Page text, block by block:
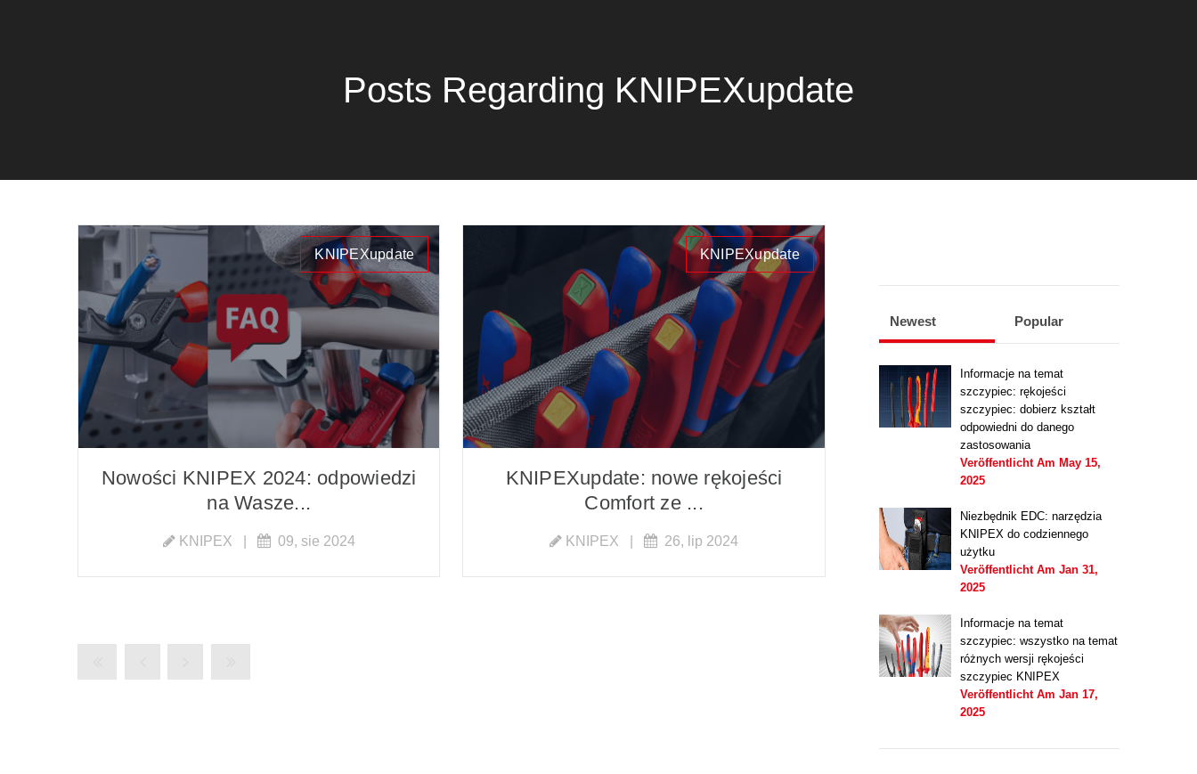
Posts Regarding KNIPEXupdate
KNIPEXupdate
Nowości KNIPEX 2024: odpowiedzi
na Wasze...
KNIPEX 09, sie 2024
KNIPEXupdate
KNIPEXupdate: nowe rękojeści
Comfort ze ...
KNIPEX | 26, lip 2024
Newest Popular
Informacje na temat
szczypiec: rękojeści
szczypiec: dobierz kształt
odpowiedni do danego
zastosowania
Veröffentlicht Am May 15,
2025
Niezbędnik EDC: narzędzia
KNIPEX do codziennego
użytku
Veröffentlicht Am Jan 31,
2025
Informacje na temat
szczypiec: wszystko na temat
różnych wersji rękojeści
szczypiec KNIPEX
Veröffentlicht Am Jan 17,
2025